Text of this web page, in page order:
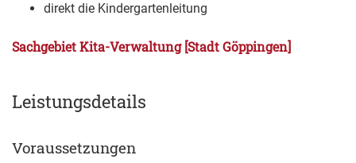
direkt die Kindergartenleitung
Sachgebiet Kita-Verwaltung [Stadt Göppingen]
Leistungsdetails
Voraussetzungen